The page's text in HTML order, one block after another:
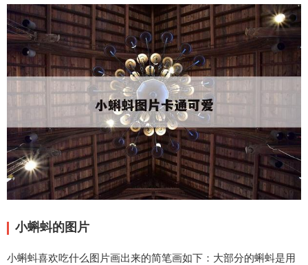
小蝌蚪的图片
小蝌蚪喜欢吃什么图片画出来的简笔画如下：大部分的蝌蚪是用